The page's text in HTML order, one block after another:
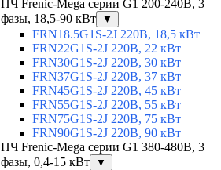
ПЧ Frenic-Mega серии G1 200-240В, 3
фазы, 18,5-90 кВт
▼
FRN18.5G1S-2J 220В, 18,5 кВт
FRN22G1S-2J 220В, 22 кВт
FRN30G1S-2J 220В, 30 кВт
FRN37G1S-2J 220В, 37 кВт
FRN45G1S-2J 220В, 45 кВт
FRN55G1S-2J 220В, 55 кВт
FRN75G1S-2J 220В, 75 кВт
FRN90G1S-2J 220В, 90 кВт
ПЧ Frenic-Mega серии G1 380-480В, 3
фазы, 0,4-15 кВт
▼